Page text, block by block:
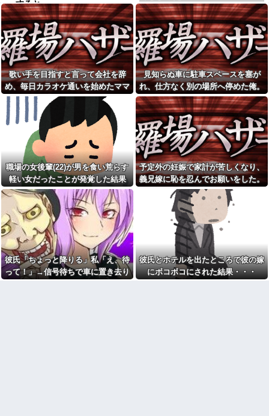
→ すると・・・
母が父の長年のフリンを理由
に離婚を要求してきた。父も私
も驚いたが母の言い分を聞くと...
私「施設育ちの子が成人式の
ために頑張って貯金してるん
だ」友達「そんなの惨めなだけ
じゃない？」→耳を疑う発言は
さらに続いて…
「男の人生はイージーモー
ド」とか言い出す女性いるけ
ど、そういう女性がハードモー
ドなんだって思う...
勝って欲しいスポーツの試合
って私が見ると負けることがす
ごく多い気がしてる
嫁が頻繁に転職するせいで俺
が職場で恥をかいてる理由がこ
れ・・・
ちいかわ作者さん、総額30億
超の大豪邸を建てるｗｗｗｗｗ
ｗｗｗｗｗｗｗｗｗｗｗｗｗｗ
【悲報】パパ活疑惑のおじさ
ん、待ち合わせに写真と違う女
が来たので逃げようとするも眼
鏡を奪われ可哀想なことになっ
ているところを激写されてしま
う…
【衝撃】蓮舫「蓮舫だから叩
いて良いという報道に向き合い
【悲報】有田哲平、高田馬場
は「嫌いな街ですね」早稲田に
落ちた過去を明かす
【画像】女子アナさん、最新
の保安検査システムで最大の武
器があらわになってしまうｗｗ
ｗｗｗｗｗｗｗ
家では猫を3匹飼っていて夫売
で溺愛してるんだけど嫁の可愛
がり方が常軌を逸してる
周りが止めても会社に寝袋で
泊まり込み残業を続ける先輩Aさ
ん。寝ないように社長が椅子を
変えても残る、さらに上司が帰
るのを待って戻ってくる始末…
そんなある日、出社すると社内
が騒然としていて・・・
婚約者がDQNなのに学力だけ
は天才だった。そんな婚約者に
対抗心を燃やし続けた私は…
昔、私はかなり痛いバカガキ
だった。成績よくて、絵もうま
くて、歌もうまくて、芸プロか
ら声がかかるほどの美少女だっ
たので「私は特別な人間！」と
勘違い。→なお現在・・・
バブル全盛期の銀行支店長
「時間単位あたりの賃金はあな
たより高いのだから」
【悲痛】溺れた11歳息子を助
歌い手を目指すと言って会社を辞
め、毎日カラオケ通いを始めたママ
友。嫌な予感は見事に当たってしま
見知らぬ車に駐車スペースを塞が
れ、仕方なく別の場所へ停めた俺。
気づけばパトカーまで来る騒ぎにな
って…
職場の女後輩(22)が男を食い荒らす
軽い女だったことが発覚した結果
予定外の妊娠で家計が苦しくなり、
義兄嫁に恥を忍んでお願いをした。
その返事が予想外すぎて…
彼氏「ちょっと降りる」私「え、待
って！」→信号待ちで車に置き去り
彼氏とホテルを出たところで彼の嫁
にボコボコにされた結果・・・